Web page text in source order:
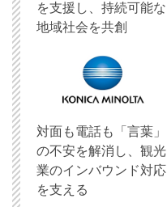
を支援し、持続可能な
地域社会を共創
対面も電話も「言葉」
の不安を解消し、観光
業のインバウンド対応
を支える